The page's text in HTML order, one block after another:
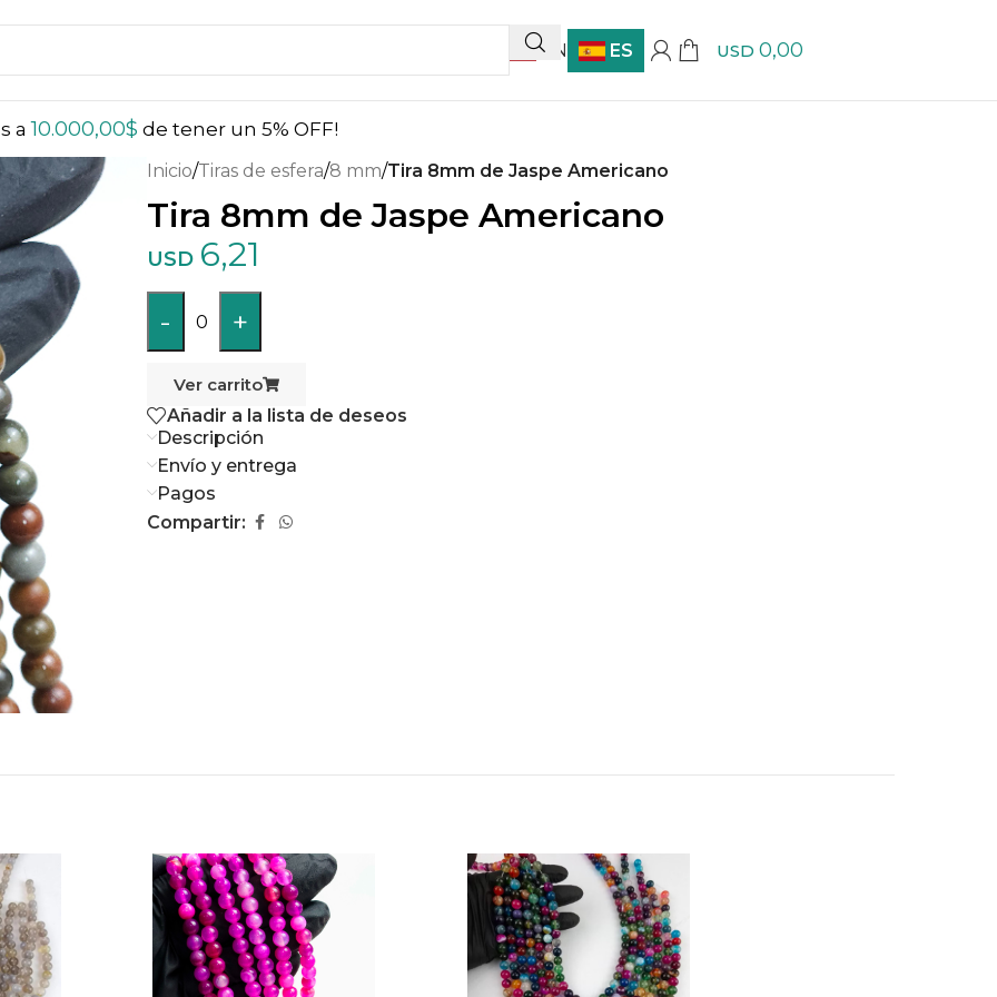
EN ES USD 0,00
a10.000,00$ de tener un 5% OFF!
Inicio/Tiras de esfera/8 mm/Tira 8mm de Jaspe Americano
Tira 8mm de Jaspe Americano
USD 6,21
- 0 +
Ver carrito
Añadir a la lista de deseos
Descripción
Envío y entrega
Pagos
Compartir: